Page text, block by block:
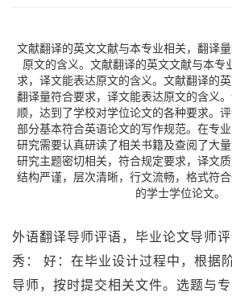
文献翻译的英文文献与本专业相关，翻译
原文的含义。文献翻译的英文文献与本专
求，译文能表达原文的含义。文献翻译的英
翻译量符合要求，译文能表达原文的含义
顺，达到了学校对学位论文的各种要求。
部分基本符合英语论文的写作规范。在专
研究需要认真研读了相关书籍及查阅了大
研究主题密切相关，符合规定要求，译文质
结构严谨，层次清晰，行文流畅，格式符
的学士学位论文。
外语翻译导师评语，毕业论文导师
秀： 好：在毕业设计过程中，根据
导师，按时提交相关文件。选题与